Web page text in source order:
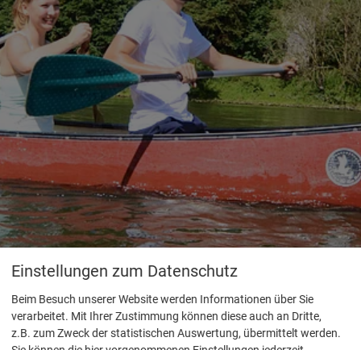
Einstellungen zum Datenschutz
Beim Besuch unserer Website werden Informationen über Sie
verarbeitet. Mit Ihrer Zustimmung können diese auch an Dritte,
z.B. zum Zweck der statistischen Auswertung, übermittelt werden.